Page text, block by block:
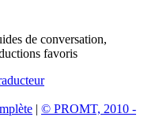
de conversation,
favoris
| © PROMT, 2010 -